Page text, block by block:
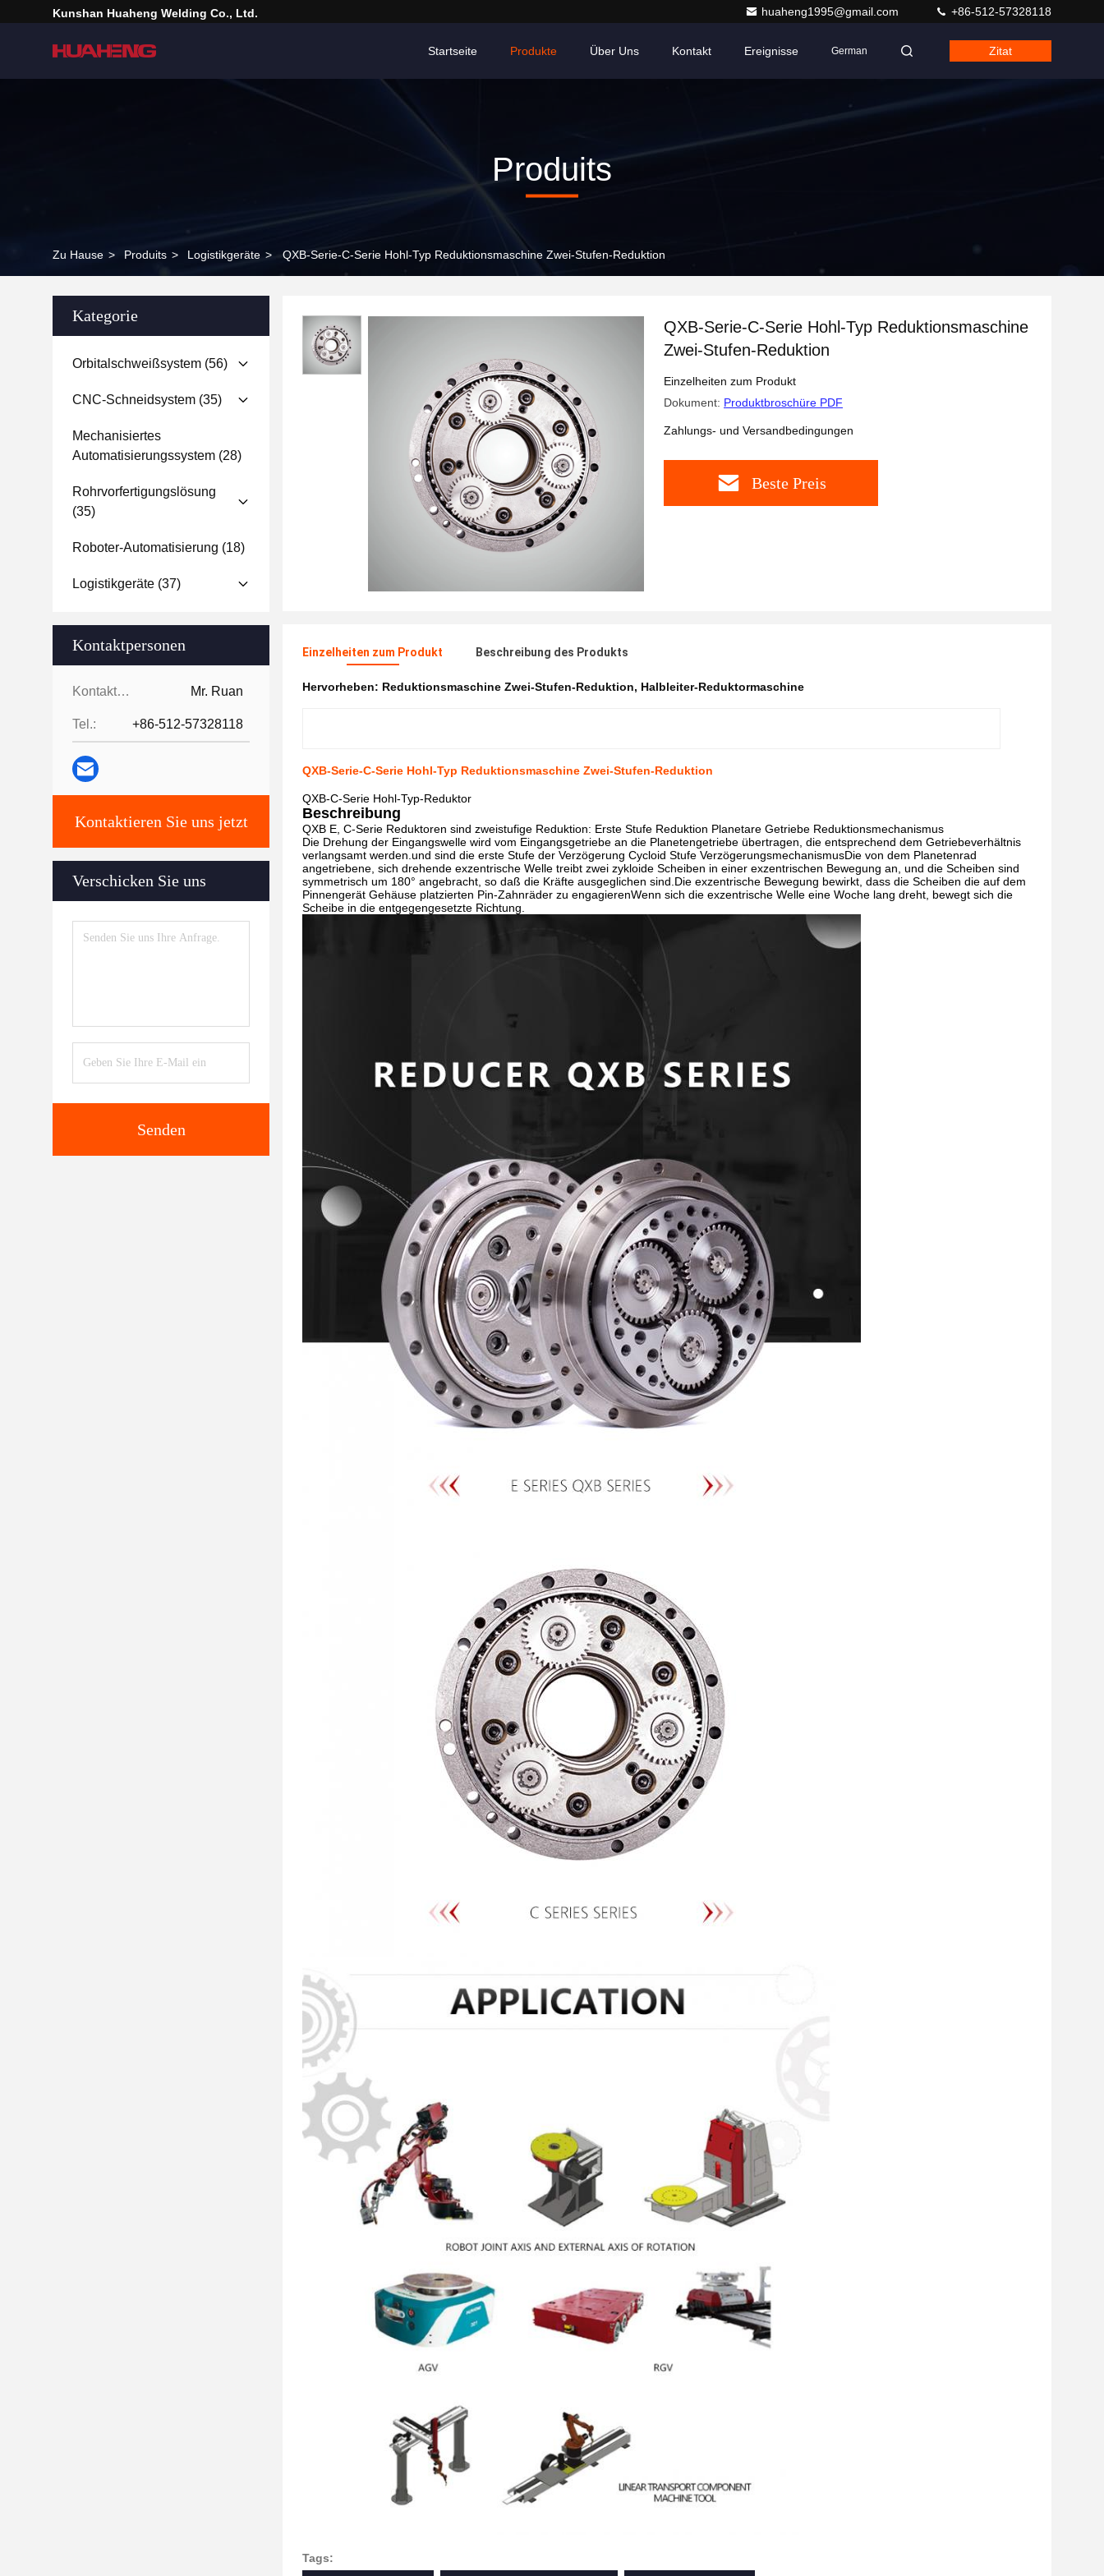
Kunshan Huaheng Welding Co., Ltd. huaheng1995@gmail.com +86-512-57328118
Startseite Produkte Über Uns Kontakt Ereignisse German Zitat
Produits
Zu Hause > Produits > Logistikgeräte > QXB-Serie-C-Serie Hohl-Typ Reduktionsmaschine Zwei-Stufen-Reduktion
Kategorie
Orbitalschweißsystem (56)
CNC-Schneidsystem (35)
Mechanisiertes
Automatisierungssystem (28)
Rohrvorfertigungslösung
(35)
Roboter-Automatisierung (18)
Logistikgeräte (37)
Kontaktpersonen
Kontaktpersonen: Mr. Ruan
Tel.: +86-512-57328118
Kontaktieren Sie uns jetzt
Verschicken Sie uns
Senden
QXB-Serie-C-Serie Hohl-Typ Reduktionsmaschine
Zwei-Stufen-Reduktion
Einzelheiten zum Produkt
Dokument: Produktbroschüre PDF
Zahlungs- und Versandbedingungen
Beste Preis
Einzelheiten zum Produkt Beschreibung des Produkts
Hervorheben: Reduktionsmaschine Zwei-Stufen-Reduktion, Halbleiter-Reduktormaschine
QXB-Serie-C-Serie Hohl-Typ Reduktionsmaschine Zwei-Stufen-Reduktion
QXB-C-Serie Hohl-Typ-Reduktor
Beschreibung
QXB E, C-Serie Reduktoren sind zweistufige Reduktion: Erste Stufe Reduktion Planetare Getriebe Reduktionsmechanismus
Die Drehung der Eingangswelle wird vom Eingangsgetriebe an die Planetengetriebe übertragen, die entsprechend dem Getriebeverhältnis
verlangsamt werden.und sind die erste Stufe der Verzögerung Cycloid Stufe VerzögerungsmechanismusDie von dem Planetenrad
angetriebene, sich drehende exzentrische Welle treibt zwei zykloide Scheiben in einer exzentrischen Bewegung an, und die Scheiben sind
symmetrisch um 180° angebracht, so daß die Kräfte ausgeglichen sind.Die exzentrische Bewegung bewirkt, dass die Scheiben die auf dem
Pinnengerät Gehäuse platzierten Pin-Zahnräder zu engagierenWenn sich die exzentrische Welle eine Woche lang dreht, bewegt sich die
Scheibe in die entgegengesetzte Richtung.
Tags: